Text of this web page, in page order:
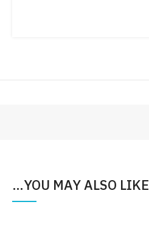
YOU MAY ALSO LIKE…